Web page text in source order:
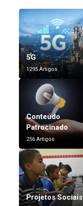
5G
1295 Artigos
Conteúdo
Patrocinado
256 Artigos
Projetos Sociais